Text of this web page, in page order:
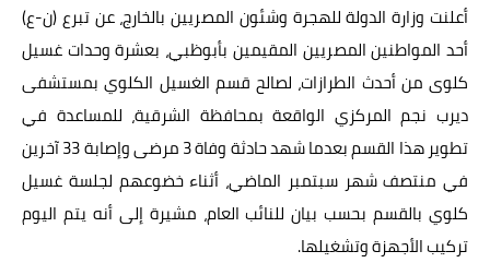
أخبار مصر
أخبار عربية
أخبار النجوم
أخبار العالم
أعلنت وزارة الدولة للهجرة وشئون المصريين بالخارج، عن تبرع (ن-ع)
أحد المواطنين المصريين المقيمين بأبوظبي، بعشرة وحدات غسيل
كلوى من أحدث الطرازات، لصالح قسم الغسيل الكلوي بمستشفى
ديرب نجم المركزي الواقعة بمحافظة الشرقية، للمساعدة في
تطوير هذا القسم بعدما شهد حادثة وفاة 3 مرضى وإصابة 33 آخرين
في منتصف شهر سبتمبر الماضي، أثناء خضوعهم لجلسة غسيل
كلوي بالقسم بحسب بيان للنائب العام، مشيرة إلى أنه يتم اليوم
تركيب الأجهزة وتشغيلها.